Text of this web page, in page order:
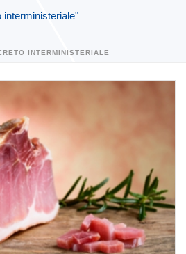
interministeriale"
INTERMINISTERIALE